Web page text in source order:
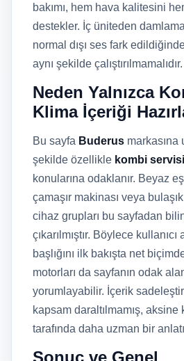
bakımı, hem hava kalitesini
destekler. İç üniteden
normal dışı ses fark
aynı şekilde çalıştırılmamalıdır.
Neden Yalnızca
Klima İçeriği
Bu sayfa Buderus markasına
şekilde özellikle kombi servisi
konularına odaklanır. Beyaz
çamaşır makinası veya
cihaz grupları bu sayfadan
çıkarılmıştır. Böylece kullanıcı
başlığını ilk bakışta net
motorları da sayfanın odak
yorumlayabilir. İçerik
kapsam daraltılmamış,
tarafında daha uzman bir
Sonuç ve Genel